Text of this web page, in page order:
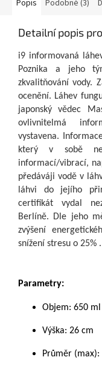
Popis Podobné (3)
Detailní popis
i9 informovaná
Poznika a jeho
zkvalitňování vody.
ocenění. Láhev
japonský vědec
ovlivnitelmá
vystavena.
který v sobě
informací/vibrací,
předáváji vodě v
láhvi do jejího
certifikát vydal
Berlíně. Dle jeho
zvýšení
snížení stresu o 25% .
Parametry:
Objem: 650 ml
Výška: 26 cm
Průměr (max):